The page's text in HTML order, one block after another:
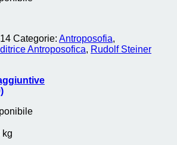
Categorie: Antroposofia,
Antroposofica, Rudolf Steiner
kg